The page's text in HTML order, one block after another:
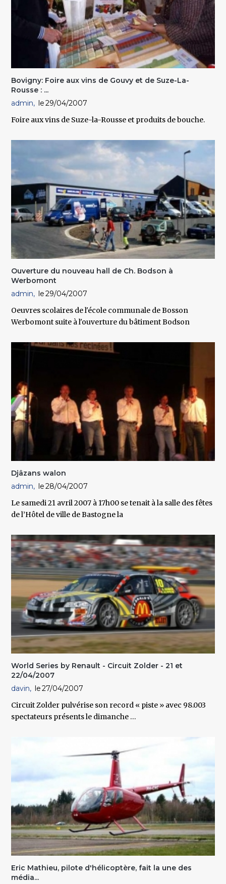
Bovigny: Foire aux vins de Gouvy et de Suze-La-
Rousse : ...
admin
29/04/2007
Foire aux vins de Suze-la-Rousse et produits de bouche.
Ouverture du nouveau hall de Ch. Bodson à
Werbomont
admin
29/04/2007
Oeuvres scolaires de l'école communale de Bosson
Werbomont suite à l'ouverture du bâtiment Bodson
Djâzans walon
admin
28/04/2007
Le samedi 21 avril 2007 à 17h00 se tenait à la salle des fêtes
de l’Hôtel de ville de Bastogne la
World Series by Renault - Circuit Zolder - 21 et
22/04/2007
davin
27/04/2007
Circuit Zolder pulvérise son record « piste » avec 98.003
spectateurs présents le dimanche …
Eric Mathieu, pilote d'hélicoptère, fait la une des
média...